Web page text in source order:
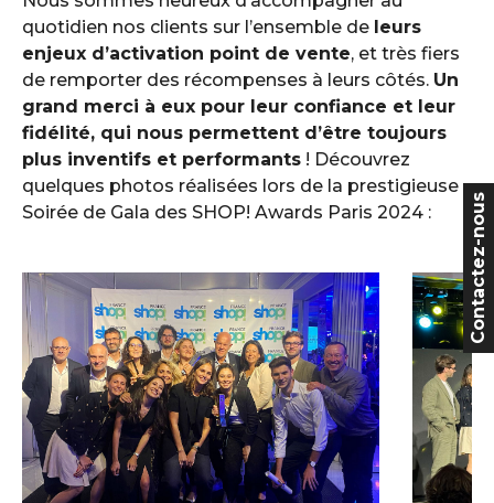
quotidien nos clients sur l’ensemble de leurs
enjeux d’activation point de vente, et très fiers
de remporter des récompenses à leurs côtés. Un
grand merci à eux pour leur confiance et leur
fidélité, qui nous permettent d’être toujours
plus inventifs et performants ! Découvrez
quelques photos réalisées lors de la prestigieuse
Soirée de Gala des SHOP! Awards Paris 2024 :
Contactez-nous